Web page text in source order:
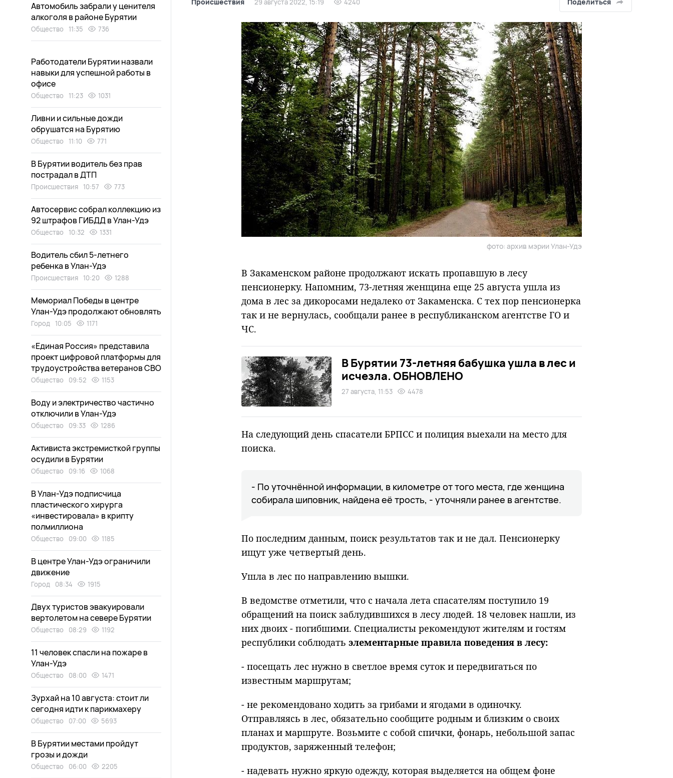
29 августа 2022, 15:19 4240
фото: архив мэрии Улан-Удэ
В Закаменском районе продолжают искать пропавшую в лесу
пенсионерку. Напомним, 73-летняя женщина еще 25 августа ушла из
дома в лес за дикоросами недалеко от Закаменска. С тех пор пенсионерка
так и не вернулась, сообщали ранее в республиканском агентстве ГО и
ЧС.
В Бурятии 73-летняя бабушка ушла в лес и
исчезла. ОБНОВЛЕНО
27 августа, 11:53 4478
На следующий день спасатели БРПСС и полиция выехали на место для
поиска.
- По уточнённой информации, в километре от того места, где женщина
собирала шиповник, найдена её трость, - уточняли ранее в агентстве.
По последним данным, поиск результатов так и не дал. Пенсионерку
ищут уже четвертый день.
Ушла в лес по направлению вышки.
В ведомстве отметили, что с начала лета спасателям поступило 19
обращений на поиск заблудившихся в лесу людей. 18 человек нашли, из
них двоих - погибшими. Специалисты рекомендуют жителям и гостям
республики соблюдать элементарные правила поведения в лесу:
- посещать лес нужно в светлое время суток и передвигаться по
известным маршрутам;
- не рекомендовано ходить за грибами и ягодами в одиночку.
Отправляясь в лес, обязательно сообщите родным и близким о своих
планах и маршруте. Возьмите с собой спички, фонарь, небольшой запас
продуктов, заряженный телефон;
- надевать нужно яркую одежду, которая выделяется на общем фоне
Автомобиль забрали у ценителя
алкоголя в районе Бурятии
Общество 11:35 736
Работодатели Бурятии назвали
навыки для успешной работы в
офисе
Общество 11:23 1031
Ливни и сильные дожди
обрушатся на Бурятию
Общество 11:10 771
В Бурятии водитель без прав
пострадал в ДТП
Происшествия 10:57 773
Автосервис собрал коллекцию из
92 штрафов ГИБДД в Улан-Удэ
Общество 10:32 1331
Водитель сбил 5-летнего
ребенка в Улан-Удэ
Происшествия 10:20 1288
Мемориал Победы в центре
Улан-Удэ продолжают обновлять
Город 10:05 1171
«Единая Россия» представила
проект цифровой платформы для
трудоустройства ветеранов СВО
Общество 09:52 1153
Воду и электричество частично
отключили в Улан-Удэ
Общество 09:33 1286
Активиста экстремисткой группы
осудили в Бурятии
Общество 09:16 1068
В Улан-Удэ подписчица
пластического хирурга
«инвестировала» в крипту
полмиллиона
Общество 09:00 1185
В центре Улан-Удэ ограничили
движение
Город 08:34 1915
Двух туристов эвакуировали
вертолетом на севере Бурятии
Общество 08:29 1192
11 человек спасли на пожаре в
Улан-Удэ
Общество 08:00 1471
Зурхай на 10 августа: стоит ли
сегодня идти к парикмахеру
Общество 07:00 5693
В Бурятии местами пройдут
грозы и дожди
Общество 06:00 2205